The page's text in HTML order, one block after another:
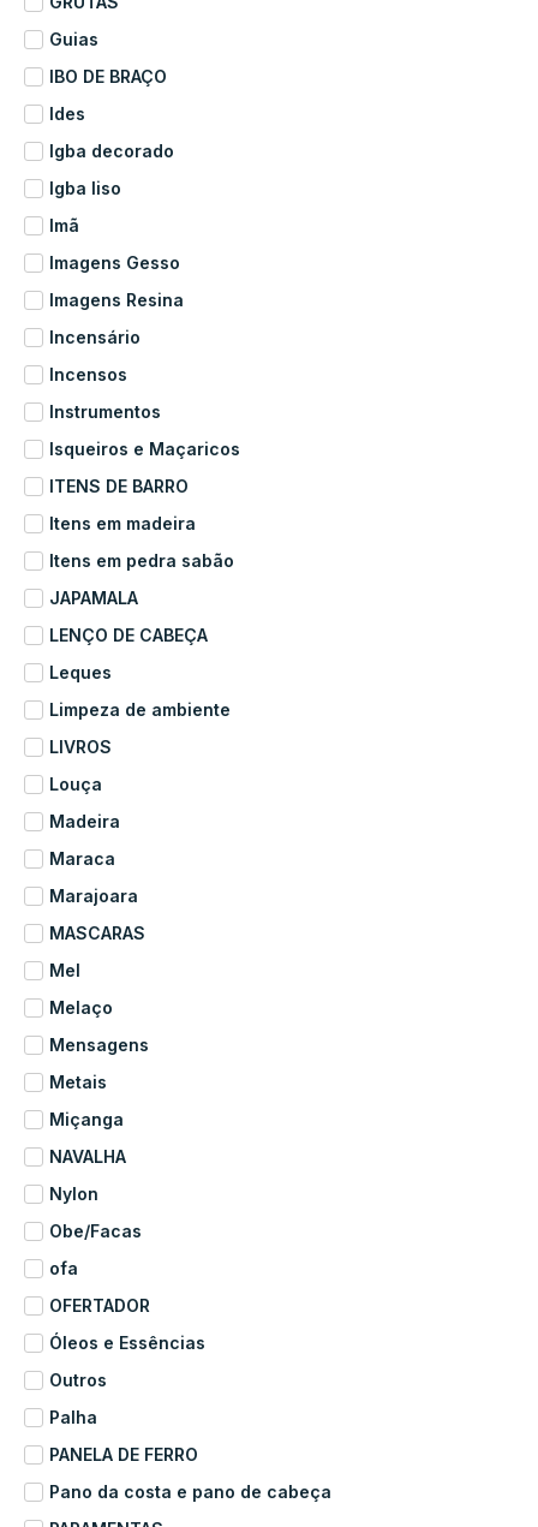
Guias
IBO DE BRAÇO
Ides
Igba decorado
Igba liso
Imã
Imagens Gesso
Imagens Resina
Incensário
Incensos
Instrumentos
Isqueiros e Maçaricos
ITENS DE BARRO
Itens em madeira
Itens em pedra sabão
JAPAMALA
LENÇO DE CABEÇA
Leques
Limpeza de ambiente
LIVROS
Louça
Madeira
Maraca
Marajoara
MASCARAS
Mel
Melaço
Mensagens
Metais
Miçanga
NAVALHA
Nylon
Obe/Facas
ofa
OFERTADOR
Óleos e Essências
Outros
Palha
PANELA DE FERRO
Pano da costa e pano de cabeça